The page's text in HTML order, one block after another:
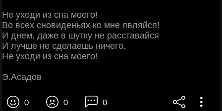
Не уходи из сна моего!
Во всех сновиденьях ко мне являйся!
И днем, даже в шутку не расставайся
И лучше не сделаешь ничего.
Не уходи из сна моего!
Э.Асадов
0 0 0